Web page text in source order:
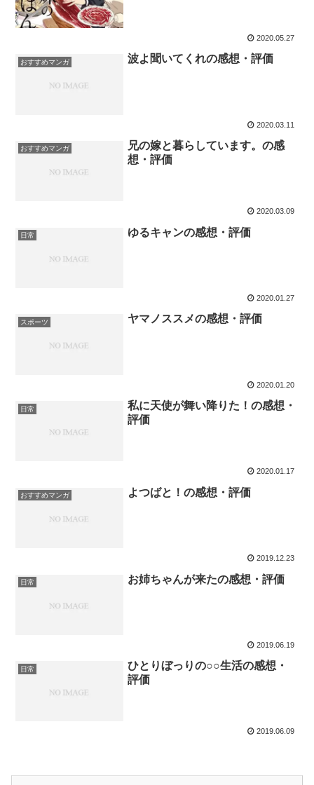
2020.05.27
おすすめマンガ 波よ聞いてくれの感想・評価
2020.03.11
おすすめマンガ
兄の嫁と暮らしています。の感
想・評価
2020.03.09
日常 ゆるキャンの感想・評価
2020.01.27
スポーツ ヤマノススメの感想・評価
2020.01.20
日常
私に天使が舞い降りた！の感想・
評価
2020.01.17
おすすめマンガ よつばと！の感想・評価
2019.12.23
日常 お姉ちゃんが来たの感想・評価
2019.06.19
日常
ひとりぼっりの○○生活の感想・
評価
2019.06.09